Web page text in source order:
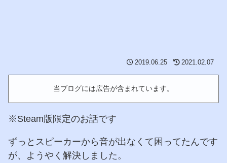
2019.06.25 2021.02.07
当ブログには広告が含まれています。
※Steam版限定のお話です
ずっとスピーカーから音が出なくて困ってたんです
が、ようやく解決しました。